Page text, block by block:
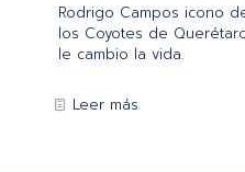
Rodrigo Campos icono
los Coyotes de
le cambio la vida.
Leer más